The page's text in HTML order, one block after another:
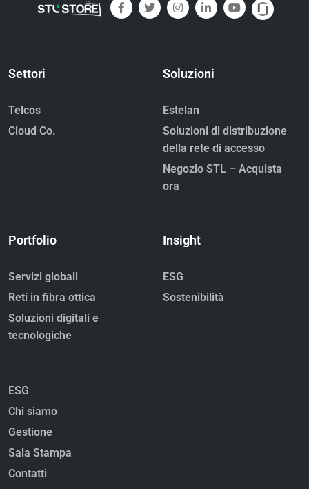
Settori
Telcos
Cloud Co.
Soluzioni
Estelan
Soluzioni di distribuzione
della rete di accesso
Negozio STL – Acquista
ora
Portfolio
Servizi globali
Reti in fibra ottica
Soluzioni digitali e
tecnologiche
Insight
ESG
Sostenibilità
ESG
Chi siamo
Gestione
Sala Stampa
Contatti